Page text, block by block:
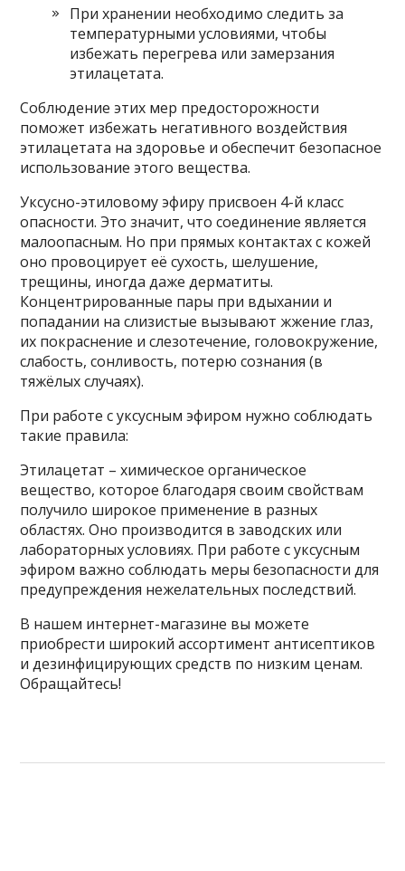
При хранении необходимо следить за
температурными условиями, чтобы
избежать перегрева или замерзания
этилацетата.
Соблюдение этих мер предосторожности
поможет избежать негативного воздействия
этилацетата на здоровье и обеспечит безопасное
использование этого вещества.
Уксусно-этиловому эфиру присвоен 4-й класс
опасности. Это значит, что соединение является
малоопасным. Но при прямых контактах с кожей
оно провоцирует её сухость, шелушение,
трещины, иногда даже дерматиты.
Концентрированные пары при вдыхании и
попадании на слизистые вызывают жжение глаз,
их покраснение и слезотечение, головокружение,
слабость, сонливость, потерю сознания (в
тяжёлых случаях).
При работе с уксусным эфиром нужно соблюдать
такие правила:
Этилацетат – химическое органическое
вещество, которое благодаря своим свойствам
получило широкое применение в разных
областях. Оно производится в заводских или
лабораторных условиях. При работе с уксусным
эфиром важно соблюдать меры безопасности для
предупреждения нежелательных последствий.
В нашем интернет-магазине вы можете
приобрести широкий ассортимент антисептиков
и дезинфицирующих средств по низким ценам.
Обращайтесь!